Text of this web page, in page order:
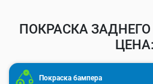
ПОКРАСКА ЗАДНЕГО
ЦЕНА:
Покраска бампера